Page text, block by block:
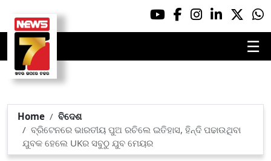
☰
Home
ବିଦେଶ
ବ୍ରିଟେନରେ ଭାରତୀୟ ପୁଅ ରଚିଲେ ଇତିହାସ, ହିନ୍ଦି ପଢାଉଥିବା
ଯୁବକ ହେଲେ UKର ସବୁଠୁ ଯୁବ ମେୟର